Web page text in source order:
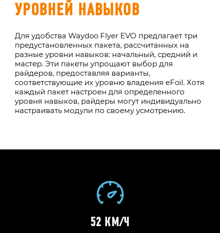
УРОВНЕЙ НАВЫКОВ
Для удобства Waydoo Flyer EVO предлагает три
предустановленных пакета, рассчитанных на
разные уровни навыков: начальный, средний и
мастер. Эти пакеты упрощают выбор для
райдеров, предоставляя варианты,
соответствующие их уровню владения eFoil. Хотя
каждый пакет настроен для определенного
уровня навыков, райдеры могут индивидуально
настраивать модули по своему усмотрению.
52 КМ/Ч